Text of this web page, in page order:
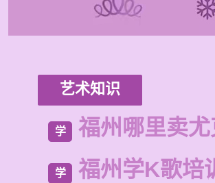
艺术知识
学 福州哪里卖
学 福州学K歌培